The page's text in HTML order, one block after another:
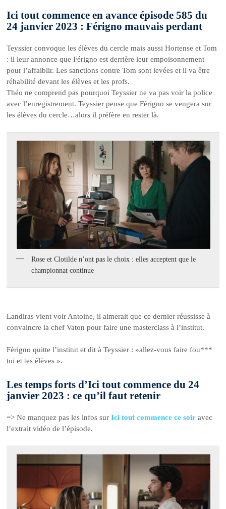
Ici tout commence en avance épisode 585 du
24 janvier 2023 : Férigno mauvais perdant
Teyssier convoque les élèves du cercle mais aussi Hortense et Tom
: il leur annonce que Férigno est derrière leur empoisonnement
pour l’affaiblir. Les sanctions contre Tom sont levées et il va être
réhabilité devant les élèves et les profs.
Théo ne comprend pas pourquoi Teyssier ne va pas voir la police
avec l’enregistrement. Teyssier pense que Férigno se vengera sur
les élèves du cercle…alors il préfère en rester là.
Rose et Clotilde n’ont pas le choix : elles acceptent que le
championnat continue
Landiras vient voir Antoine, il aimerait que ce dernier réussisse à
convaincre la chef Vaton pour faire une masterclass à l’institut.
Férigno quitte l’institut et dit à Teyssier : »allez-vous faire fou***
toi et tes élèves ».
Les temps forts d’Ici tout commence du 24
janvier 2023 : ce qu’il faut retenir
=> Ne manquez pas les infos surIci tout commence ce soir avec
l’extrait vidéo de l’épisode.